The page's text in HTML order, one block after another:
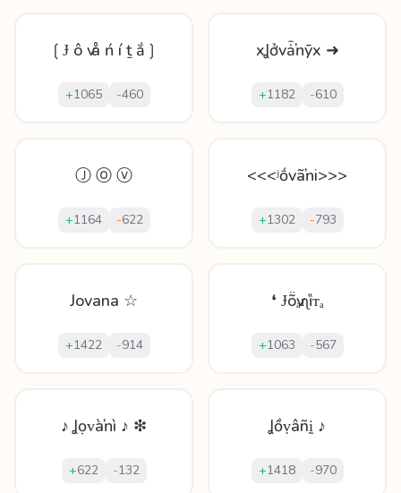
❲Ɉ ô ѵ å ń í ṯ ắ❳
+1065 -460
xꞲởvǡŉȳx ➜
+1182 -610
Ⓙ ⓞ ⓥ
+1164 -622
<<<ʲṓvãŉі>>>
+1302 -793
Jovana ☆
+1422 -914
❛ Ɉṏѵₐɳȉᴛₐ
+1063 -567
♪ Ʝọᴠàŉì ♪ ❇
+622 -132
Ʝồṿâñḭ ♪
+1418 -970